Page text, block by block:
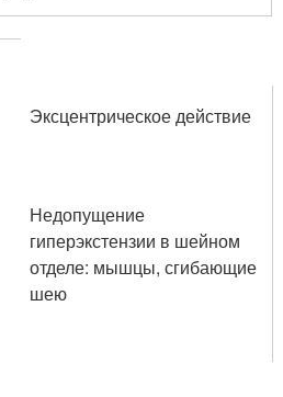
Эксцентрическое действие
Недопущение
гиперэкстензии в шейном
отделе: мышцы, сгибающие
шею